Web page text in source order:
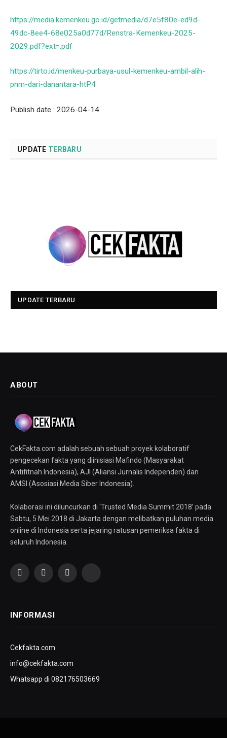
https://media.kemenkeu.go.id/getmedia/d7e5f80e-ed9d-
49dc-8ee4-68e025a0d77d/Renstra-Kemenkeu-2025-
2029.pdf?ext=.pdf
https://tirto.id/menkeu-purbaya-usul-kemenkeu-ambil-alih-
pnm-dari-danantara-htP4
Publish date : 2026-04-14
UPDATE TERBARU
UPDATE TERBARU
ABOUT
CekFakta.com adalah sebuah sebuah proyek kolaboratif
pengecekan fakta yang diinisiasi Mafindo (Masyarakat
Antifitnah Indonesia), AJI (Aliansi Jurnalis Independen) dan
AMSI (Asosiasi Media Siber Indonesia).
Kolaborasi ini diluncurkan di ‘Trusted Media Summit 2018’ pada
Sabtu, 5 Mei 2018 di Jakarta dengan melibatkan puluhan media
online di Indonesia serta jejaring ratusan pemeriksa fakta di
seluruh Indonesia.
FacebookTwitterInstagramYouTube
INFORMASI
Cekfakta.com
info@cekfakta.com
Whatsapp di 082176503669